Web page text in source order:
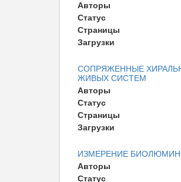
Авторы
Статус
Страницы
Загрузки
СОПРЯЖЕННЫЕ
ЖИВЫХ СИСТЕМ
Авторы
Статус
Страницы
Загрузки
ИЗМЕРЕНИЕ
Авторы
Статус